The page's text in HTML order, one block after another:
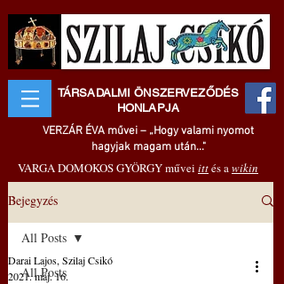
TÁRSADALMI ÖNSZERVEZŐDÉS
HONLAPJA
VERZÁR ÉVA művei – „Hogy valami nyomot
hagyjak magam után..."
VARGA DOMOKOS GYÖRGY művei ittés awikin
Bejegyzés
All Posts
All Posts
Darai Lajos, Szilaj Csikó
2021. máj. 16.